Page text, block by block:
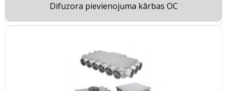
Difuzora pievienojuma kārbas OC